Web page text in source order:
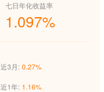
七日年化收益率
1.097%
近3月: 0.27%
近1年: 1.16%